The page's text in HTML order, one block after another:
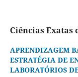
Ciências Exatas
APRENDIZAGEM
ESTRATÉGIA DE
LABORATÓRIOS